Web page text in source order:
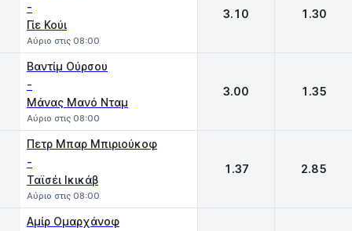
-
Γίε Κούι
Αύριο στις 08:00
3.10 1.30
Βαντίμ Ούρσου
-
Μάνας Μανό Νταμ
Αύριο στις 08:00
3.00 1.35
Πετρ Μπαρ Μπιριούκοφ
-
Ταϊσέι Ικικάβ
Αύριο στις 08:00
1.37 2.85
Αμίρ Ομαρχάνοφ